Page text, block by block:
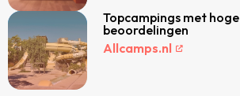
Topcampings met hoge
beoordelingen
Allcamps.nl